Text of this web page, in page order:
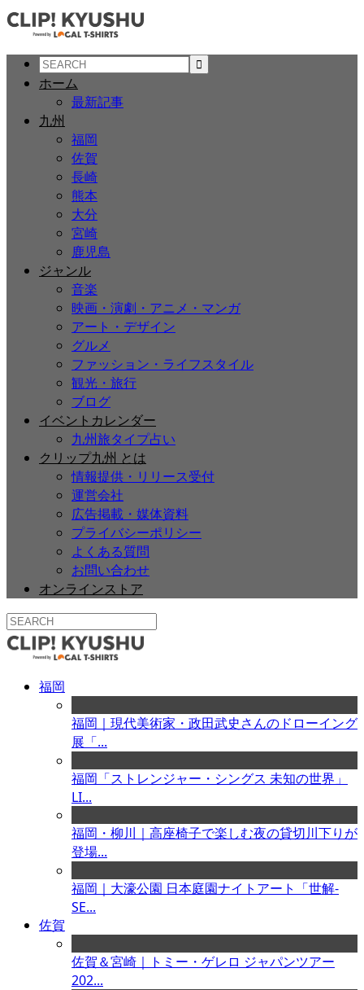
ホーム
最新記事
九州
福岡
佐賀
長崎
熊本
大分
宮崎
鹿児島
ジャンル
音楽
映画・演劇・アニメ・マンガ
アート・デザイン
グルメ
ファッション・ライフスタイル
観光・旅行
ブログ
イベントカレンダー
九州旅タイプ占い
クリップ九州 とは
情報提供・リリース受付
運営会社
広告掲載・媒体資料
プライバシーポリシー
よくある質問
お問い合わせ
オンラインストア
福岡
福岡｜現代美術家・政田武史さんのドローイング
展「...
福岡「ストレンジャー・シングス 未知の世界」
LI...
福岡・柳川｜高座椅子で楽しむ夜の貸切川下りが
登場...
福岡｜大濠公園 日本庭園ナイトアート「世解-
SE...
佐賀
佐賀＆宮崎｜トミー・ゲレロ ジャパンツアー
202...